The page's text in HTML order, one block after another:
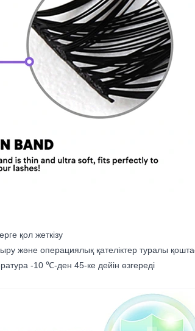
қол жеткізу
және операциялық қателіктер туралы
-10 ℃-ден 45-ке дейін өзгереді